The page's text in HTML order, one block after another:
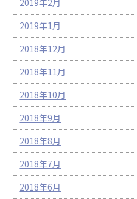
2019年1月
2018年12月
2018年11月
2018年10月
2018年9月
2018年8月
2018年7月
2018年6月